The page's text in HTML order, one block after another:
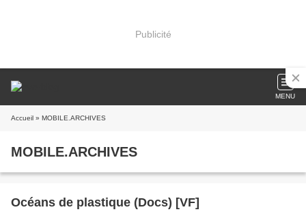
Publicité
MENU
Accueil » MOBILE.ARCHIVES
MOBILE.ARCHIVES
Océans de plastique (Docs) [VF]